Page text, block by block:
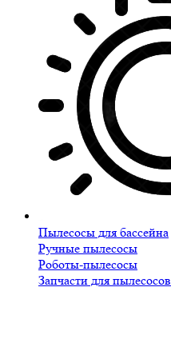
Пылесосы для бассейна
Ручные пылесосы
Роботы-пылесосы
Запчасти для пылесосов